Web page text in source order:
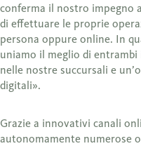
conferma il nostro impegno
di effettuare le proprie
persona oppure online. In
uniamo il meglio di
nelle nostre succursali e
digitali».
Grazie a innovativi canali
autonomamente numerose